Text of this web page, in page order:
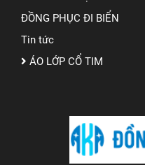
ĐỒNG PHỤC ĐI BIỂN
Tin tức
ÁO LỚP CỔ TIM